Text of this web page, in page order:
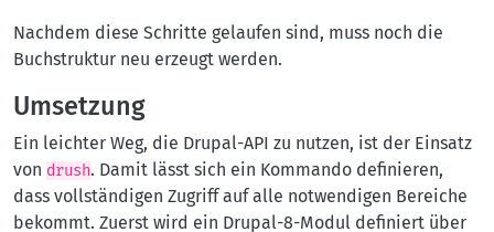
Nachdem diese Schritte gelaufen sind, muss noch die
Buchstruktur neu erzeugt werden.
Umsetzung
Ein leichter Weg, die Drupal-API zu nutzen, ist der Einsatz
von drush. Damit lässt sich ein Kommando definieren,
dass vollständigen Zugriff auf alle notwendigen Bereiche
bekommt. Zuerst wird ein Drupal-8-Modul definiert über